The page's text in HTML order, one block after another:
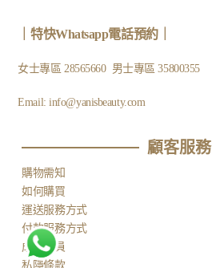
特快Whatsapp電話預約｜
女士專區28565660 男士專區35800355
Email:info@yanisbeauty.com
顧客服務​
購物需知
如何購買
運送服務方式
付款服務方式
成為會員
私隱條款